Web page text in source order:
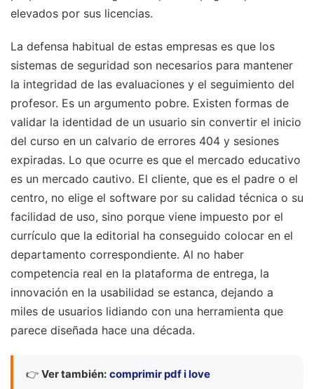
elevados por sus licencias.
La defensa habitual de estas empresas es que los
sistemas de seguridad son necesarios para mantener
la integridad de las evaluaciones y el seguimiento del
profesor. Es un argumento pobre. Existen formas de
validar la identidad de un usuario sin convertir el inicio
del curso en un calvario de errores 404 y sesiones
expiradas. Lo que ocurre es que el mercado educativo
es un mercado cautivo. El cliente, que es el padre o el
centro, no elige el software por su calidad técnica o su
facilidad de uso, sino porque viene impuesto por el
currículo que la editorial ha conseguido colocar en el
departamento correspondiente. Al no haber
competencia real en la plataforma de entrega, la
innovación en la usabilidad se estanca, dejando a
miles de usuarios lidiando con una herramienta que
parece diseñada hace una década.
👉 Ver también: comprimir pdf i love